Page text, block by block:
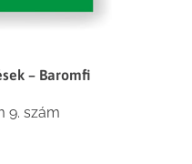
– Baromfi
9. szám